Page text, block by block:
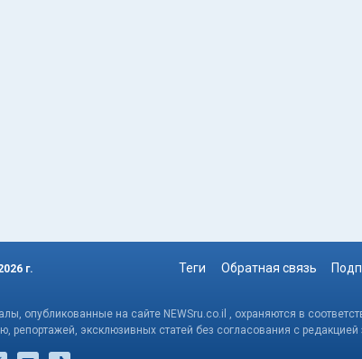
г. Теги Обратная связь
опубликованные на сайте NEWSru.co.il , охраняются в
репортажей, эксклюзивных статей без согласования с